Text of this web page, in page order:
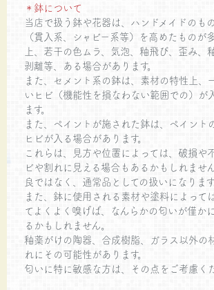
＊鉢について
当店で扱う鉢や花器は、ハンドメイドのも
（貫入系、シャビー系等）を高めたものが
上、若干の色ムラ、気泡、釉飛び、歪み、
剥離等、ある場合があります。
また、セメント系の鉢は、素材の特性上、
いヒビ（機能性を損なわない範囲での）が
ます。
また、ペイントが施された鉢は、ペイント
ヒビが入る場合があります。
これらは、見方や位置によっては、破損や
ビや割れに見える場合もあるかもしれませ
良ではなく、通常品としての扱いになります
また、鉢に使用される素材や塗料によって
てよくよく嗅げば、なんらかの匂いが僅か
るかもしれません。
釉薬がけの陶器、合成樹脂、ガラス以外の
れにその可能性があります。
匂いに特に敏感な方は、その点をご考慮く